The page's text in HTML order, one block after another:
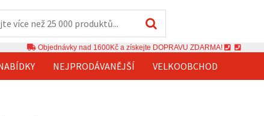
Objednávky nad 1600Kč a získejte DOPRAVU ZDARMA!
NEJPRODÁVANĚJŠÍ VELKOOBCHOD